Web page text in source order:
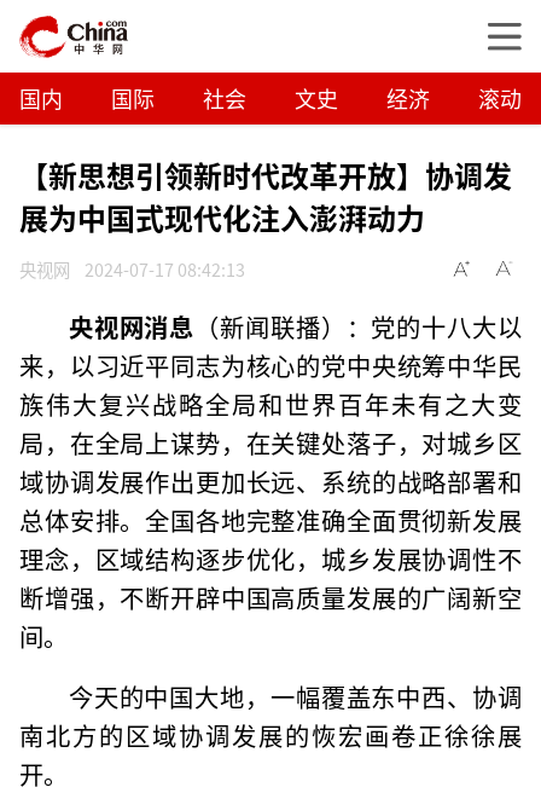
国内 国际 社会 文史 经济 滚动
【新思想引领新时代改革开放】协调发
展为中国式现代化注入澎湃动力
央视网 2024-07-17 08:42:13
央视网消息 （新闻联播）：党的十八大以
来，以习近平同志为核心的党中央统筹中华民
族伟大复兴战略全局和世界百年未有之大变
局，在全局上谋势，在关键处落子，对城乡区
域协调发展作出更加长远、系统的战略部署和
总体安排。全国各地完整准确全面贯彻新发展
理念，区域结构逐步优化，城乡发展协调性不
断增强，不断开辟中国高质量发展的广阔新空
间。
今天的中国大地，一幅覆盖东中西、协调
南北方的区域协调发展的恢宏画卷正徐徐展
开。